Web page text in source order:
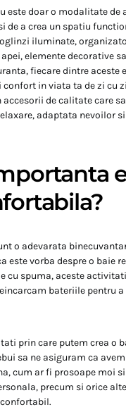
este doar o modalitate de
de a crea un spatiu
iluminate,
elemente decorative
fiecare dintre aceste
confort in viata ta de zi cu
de calitate care
adaptata nevoilor
o adevarata
este vorba despre o baie
cu spuma, aceste
bateriile pentru
prin care putem crea o
sa ne asiguram ca
cum ar fi prosoape moi
precum si orice